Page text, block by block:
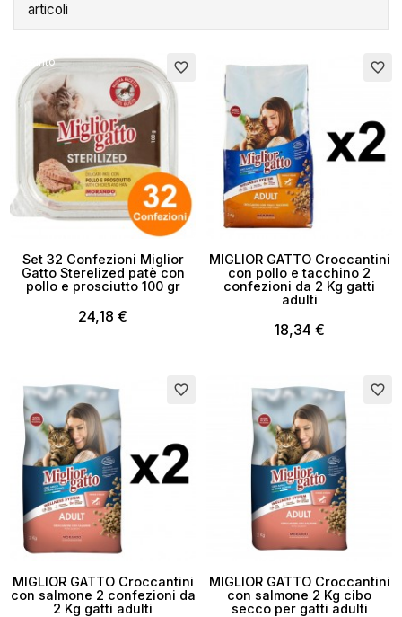
articoli
Esaurito favorite_border
Set 32 Confezioni Miglior
Gatto Sterelized patè con
pollo e prosciutto 100 gr
24,18 €
favorite_border
MIGLIOR GATTO Croccantini
con pollo e tacchino 2
confezioni da 2 Kg gatti
adulti
18,34 €
favorite_border
MIGLIOR GATTO Croccantini
con salmone 2 confezioni da
2 Kg gatti adulti
favorite_border
MIGLIOR GATTO Croccantini
con salmone 2 Kg cibo
secco per gatti adulti
Crea lista dei desideri ×
Nome lista dei desideri